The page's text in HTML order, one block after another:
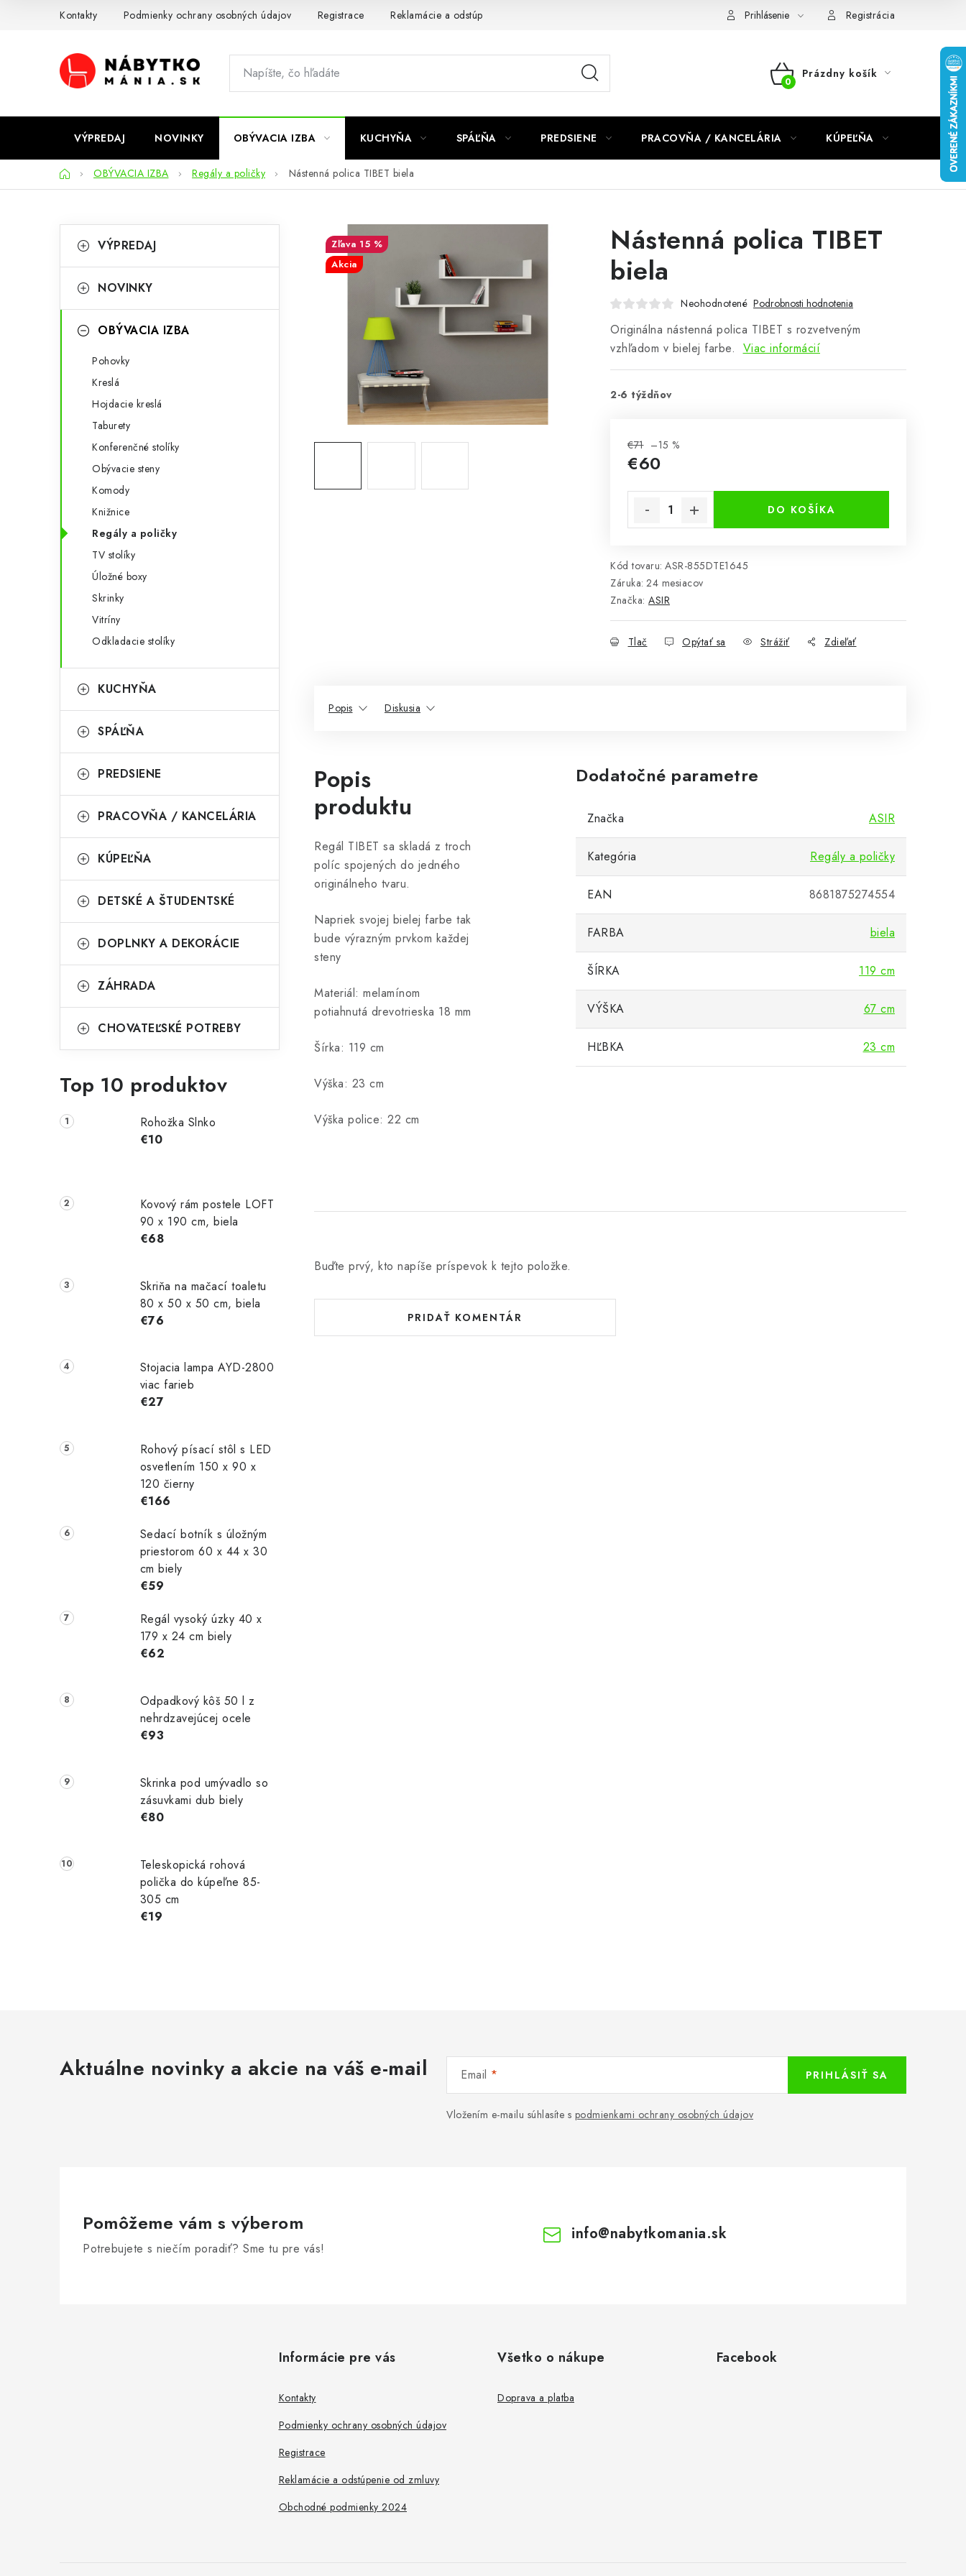
Kontakty Podmienky ochrany osobných údajov Registrace Reklamácie a odstúpenie od zmluvy Prihlásenie Registrácia
NÁKUPNÝ
Prázdny košík
VÝPREDAJ NOVINKY OBÝVACIA IZBA KUCHYŇA SPÁĽŇA PREDSIENE PRACOVŇA / KANCELÁRIA KÚPEĽŇA
DomovOBÝVACIA IZBA Regály a poličky Nástenná polica TIBET biela
o
n
kategórie
a
e
VÝPREDAJ
NOVINKY
OBÝVACIA IZBA
Pohovky
Kreslá
Hojdacie kreslá
Taburety
Konferenčné stolíky
Obývacie steny
Komody
Knižnice
Regály a poličky
TV stolíky
Úložné boxy
Skrinky
Vitríny
Odkladacie stolíky
KUCHYŇA
SPÁĽŇA
PREDSIENE
PRACOVŇA / KANCELÁRIA
KÚPEĽŇA
DETSKÉ A ŠTUDENTSKÉ
DOPLNKY A DEKORÁCIE
ZÁHRADA
CHOVATEĽSKÉ POTREBY
Top 10 produktov
Rohožka Slnko
€10
Kovový rám postele LOFT
90 x 190 cm, biela
€68
Skriňa na mačací toaletu
80 x 50 x 50 cm, biela
€76
Stojacia lampa AYD-2800
viac farieb
€27
Rohový písací stôl s LED
osvetlením 150 x 90 x
120 čierny
€166
Sedací botník s úložným
priestorom 60 x 44 x 30
cm biely
€59
Regál vysoký úzky 40 x
179 x 24 cm biely
€62
Odpadkový kôš 50 l z
nehrdzavejúcej ocele
€93
Skrinka pod umývadlo so
zásuvkami dub biely
€80
Teleskopická rohová
polička do kúpeľne 85-
305 cm
€19
Nástenná polica TIBET
biela
Neohodnotené Podrobnosti hodnotenia
Originálna nástenná polica TIBET s rozvetveným
vzhľadom v bielej farbe. Viac informácií
2-6 týždňov
€71 –15 %
€60
DO KOŠÍKA
Kód tovaru: ASR-855DTE1645
Záruka: 24 mesiacov
Značka: ASIR
Tlač Opýtať sa Strážiť Zdieľať
15 %
Akcia
Popis Diskusia
Popis
produktu
Regál TIBET sa skladá z troch
políc spojených do jedného
originálneho tvaru.
Napriek svojej bielej farbe tak
bude výrazným prvkom každej
steny
Materiál: melamínom
potiahnutá drevotrieska 18 mm
Šírka: 119 cm
Výška: 23 cm
Výška police: 22 cm
Dodatočné parametre
Značka ASIR
Kategória Regály a poličky
EAN 8681875274554
FARBA biela
ŠÍRKA 119 cm
VÝŠKA 67 cm
HĽBKA 23 cm
Buďte prvý, kto napíše príspevok k tejto položke.
PRIDAŤ KOMENTÁR
Aktuálne novinky a akcie na váš e-mail Email
Vložením e-mailu súhlasíte s podmienkami ochrany osobných údajov
PRIHLÁSIŤ SA
Pomôžeme vám s výberom
Potrebujete s niečím poradiť? Sme tu pre vás!
info@nabytkomania.sk
Informácie pre vás
Kontakty
Podmienky ochrany osobných údajov
Registrace
Reklamácie a odstúpenie od zmluvy
Obchodné podmienky 2024
Všetko o nákupe
Doprava a platba
Facebook